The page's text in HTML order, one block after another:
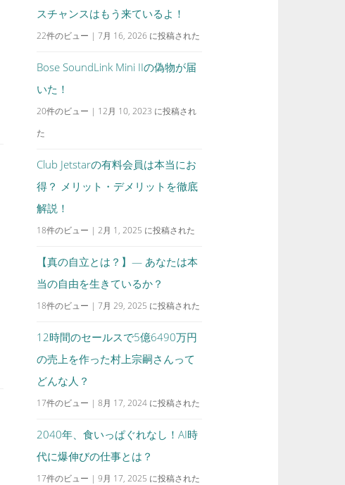
スチャンスはもう来ているよ！
22件のビュー |7月 16, 2026 に投稿された
Bose SoundLink Mini IIの偽物が届
いた！
20件のビュー | 12月 10, 2023 に投稿され
た
Club Jetstarの有料会員は本当にお
得？ メリット・デメリットを徹底
解説！
18件のビュー |2月 1, 2025 に投稿された
【真の自立とは？】— あなたは本
当の自由を生きているか？
18件のビュー |7月 29, 2025 に投稿された
12時間のセールスで5億6490万円
の売上を作った村上宗嗣さんって
どんな人？
17件のビュー |8月 17, 2024 に投稿された
2040年、食いっぱぐれなし！AI時
代に爆伸びの仕事とは？
17件のビュー |9月 17, 2025 に投稿された